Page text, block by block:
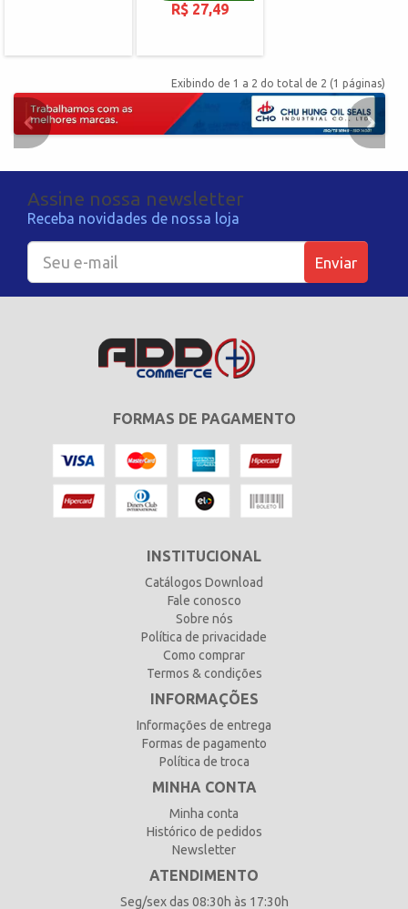
R$ 27,49
Exibindo de 1 a 2 do total de 2 (1 páginas)
Assine nossa newsletter
Receba novidades de nossa loja
Enviar
FORMAS DE PAGAMENTO
INSTITUCIONAL
Catálogos Download
Fale conosco
Sobre nós
Política de privacidade
Como comprar
Termos & condições
INFORMAÇÕES
Informações de entrega
Formas de pagamento
Política de troca
MINHA CONTA
Minha conta
Histórico de pedidos
Newsletter
ATENDIMENTO
Seg/sex das 08:30h às 17:30h